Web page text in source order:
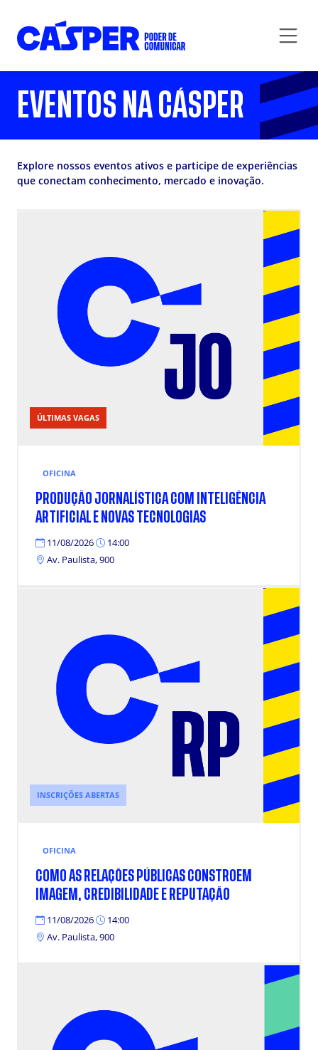
EVENTOS NA CÁSPER
Explore nossos eventos ativos e participe de experiências
que conectam conhecimento, mercado e inovação.
ÚLTIMAS VAGAS
OFICINA
PRODUÇÃO JORNALÍSTICA COM INTELIGÊNCIA
ARTIFICIAL E NOVAS TECNOLOGIAS
11/08/2026
14:00
Av. Paulista, 900
INSCRIÇÕES ABERTAS
OFICINA
COMO AS RELAÇÕES PÚBLICAS CONSTROEM
IMAGEM, CREDIBILIDADE E REPUTAÇÃO
11/08/2026
14:00
Av. Paulista, 900